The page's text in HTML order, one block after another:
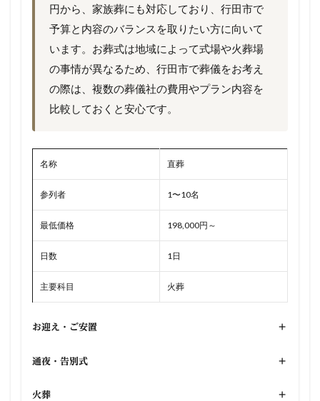
円から、家族葬にも対応しており、行田市で
予算と内容のバランスを取りたい方に向いて
います。お葬式は地域によって式場や火葬場
の事情が異なるため、行田市で葬儀をお考え
の際は、複数の葬儀社の費用やプラン内容を
比較しておくと安心です。
名称 直葬
参列者 1〜10名
最低価格 198,000円～
日数 1日
主要科目 火葬
お迎え・ご安置 +
通夜・告別式 +
火葬
+